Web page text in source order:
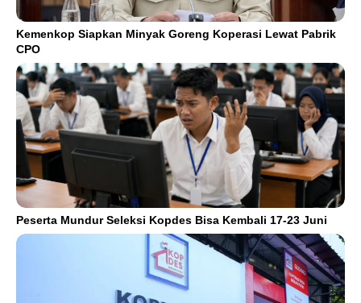
Kemenkop Siapkan Minyak Goreng Koperasi Lewat Pabrik
CPO
Peserta Mundur Seleksi Kopdes Bisa Kembali 17-23 Juni